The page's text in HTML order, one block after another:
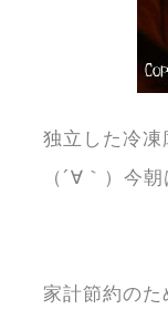
独立した冷
（´∀｀）今
家計節約のた